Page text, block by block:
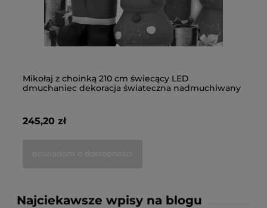
Mikołaj z choinką 210 cm świecący LED
dmuchaniec dekoracja świateczna nadmuchiwany
245,20 zł
Najciekawsze wpisy na blogu